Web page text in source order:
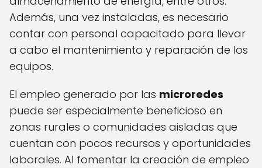
Además, una vez instaladas, es necesario
contar con personal capacitado para llevar
a cabo el mantenimiento y reparación de los
equipos.
El empleo generado por las microredes
puede ser especialmente beneficioso en
zonas rurales o comunidades aisladas que
cuentan con pocos recursos y oportunidades
laborales. Al fomentar la creación de empleo